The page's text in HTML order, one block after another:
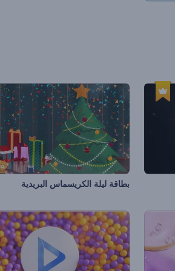
بطاقة ليلة الكريسماس البريدية